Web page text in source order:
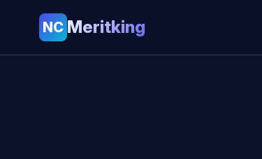
NC Meritking